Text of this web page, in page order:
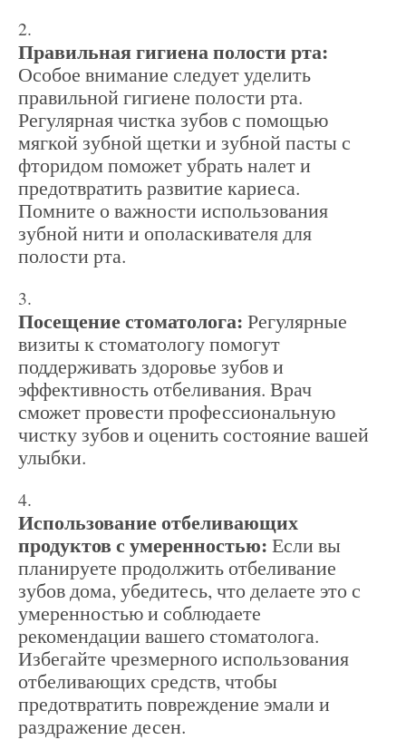
Правильная гигиена полости рта:
Особое внимание следует уделить
правильной гигиене полости рта.
Регулярная чистка зубов с помощью
мягкой зубной щетки и зубной пасты с
фторидом поможет убрать налет и
предотвратить развитие кариеса.
Помните о важности использования
зубной нити и ополаскивателя для
полости рта.
Посещение стоматолога: Регулярные
визиты к стоматологу помогут
поддерживать здоровье зубов и
эффективность отбеливания. Врач
сможет провести профессиональную
чистку зубов и оценить состояние вашей
улыбки.
Использование отбеливающих
продуктов с умеренностью: Если вы
планируете продолжить отбеливание
зубов дома, убедитесь, что делаете это с
умеренностью и соблюдаете
рекомендации вашего стоматолога.
Избегайте чрезмерного использования
отбеливающих средств, чтобы
предотвратить повреждение эмали и
раздражение десен.